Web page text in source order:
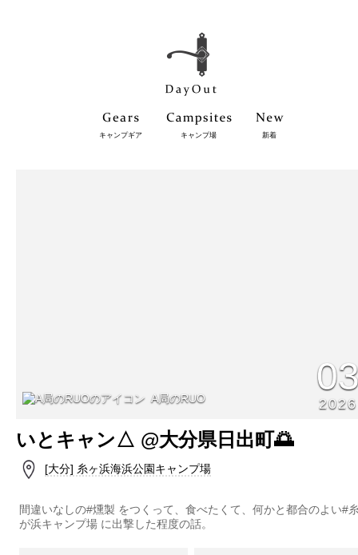
キャンプギア キャンプ場 新着
A局のRUO 2026
いとキャン△ @大分県日出町🌅
[大分] 糸ヶ浜海浜公園キャンプ場
間違いなしの#燻製 をつくって、食べたくて、何かと都合のよい#
が浜キャンプ場 に出撃した程度の話。